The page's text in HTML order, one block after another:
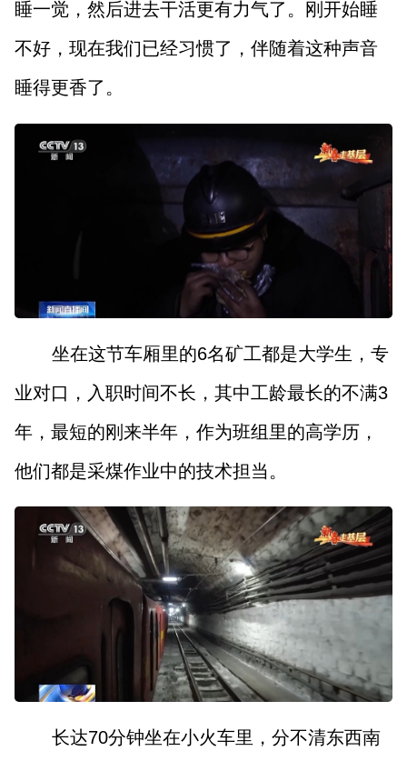
睡一觉，然后进去干活更有力气了。刚开始睡
不好，现在我们已经习惯了，伴随着这种声音
睡得更香了。
坐在这节车厢里的6名矿工都是大学生，专
业对口，入职时间不长，其中工龄最长的不满3
年，最短的刚来半年，作为班组里的高学历，
他们都是采煤作业中的技术担当。
长达70分钟坐在小火车里，分不清东西南